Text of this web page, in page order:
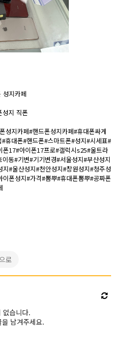
성지카페
성지 직폰
성지카페#핸드폰성지카페#휴대폰싸게
휴대폰#핸드폰#스마트폰#성지#시세표#
17#아이폰17프로#갤럭시s25#울트라
동#기변#기기변경#서울성지#부산성지
#울산성지#천안성지#창원성지#청주성
폰성지#가격#뽐뿌#휴대폰뽐뿌#공짜폰
로
없습니다.
남겨주세요.